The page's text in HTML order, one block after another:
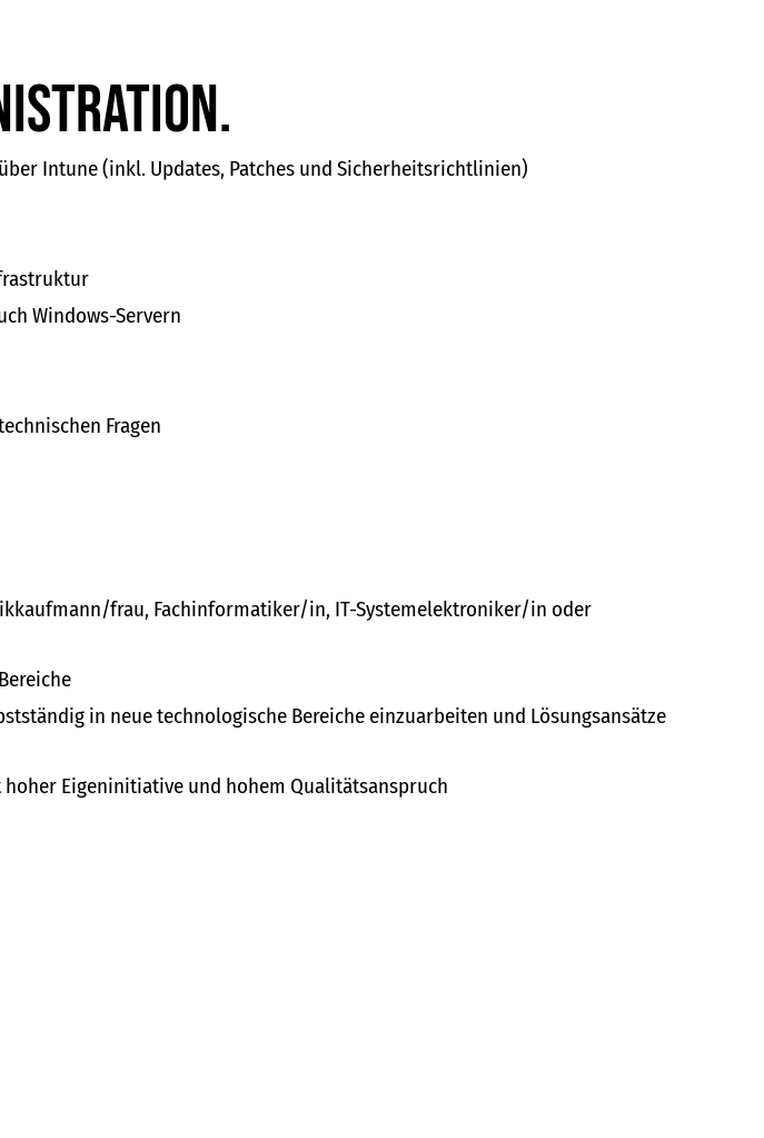
Intune (inkl. Updates, Patches und Sicherheitsrichtlinien)
Windows-Servern
Fragen
frau, Fachinformatiker/in, IT-Systemelektroniker/in oder
in neue technologische Bereiche einzuarbeiten und Lösungsansätze
Eigeninitiative und hohem Qualitätsanspruch